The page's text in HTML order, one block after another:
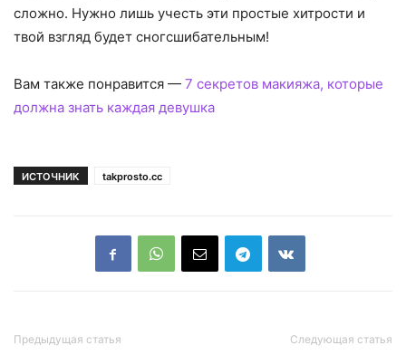
сложно. Нужно лишь учесть эти простые хитрости и
твой взгляд будет сногсшибательным!
Вам также понравится — 7 секретов макияжа, которые
должна знать каждая девушка
ИСТОЧНИК takprosto.cc
Предыдущая статья Следующая статья